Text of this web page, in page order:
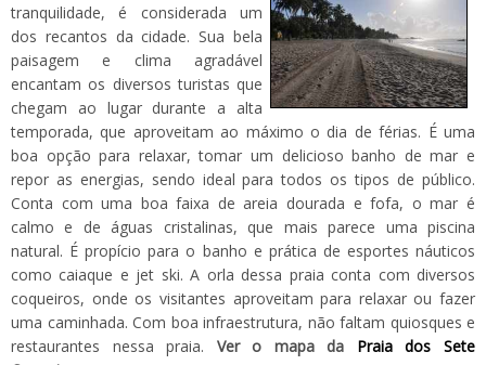
tranquilidade, é considerada um
dos recantos da cidade. Sua bela
paisagem e clima agradável
encantam os diversos turistas que
chegam ao lugar durante a alta
temporada, que aproveitam ao máximo o dia de férias. É uma
boa opção para relaxar, tomar um delicioso banho de mar e
repor as energias, sendo ideal para todos os tipos de público.
Conta com uma boa faixa de areia dourada e fofa, o mar é
calmo e de águas cristalinas, que mais parece uma piscina
natural. É propício para o banho e prática de esportes náuticos
como caiaque e jet ski. A orla dessa praia conta com diversos
coqueiros, onde os visitantes aproveitam para relaxar ou fazer
uma caminhada. Com boa infraestrutura, não faltam quiosques e
restaurantes nessa praia. Ver o mapa da Praia dos Sete